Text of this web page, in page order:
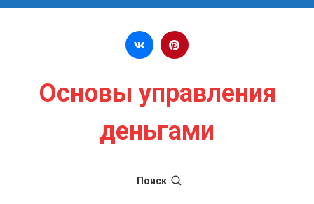
Перейти к содержимому
Основы управления
деньгами
Поиск